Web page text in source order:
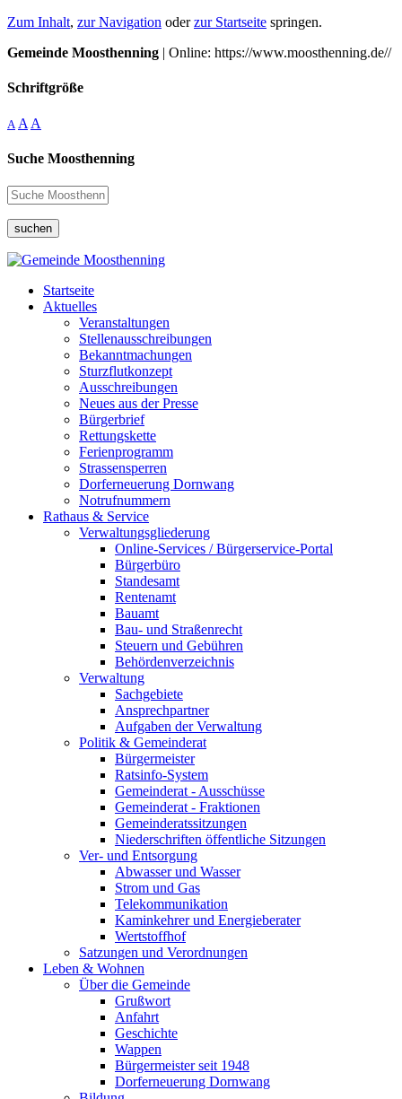
Zum Inhalt, zur Navigation oderzur Startseite springen.
Gemeinde Moosthenning | Online: https://www.moosthenning.de//
Schriftgröße
A A A
Suche Moosthenning
suchen
Startseite
Aktuelles
Veranstaltungen
Stellenausschreibungen
Bekanntmachungen
Sturzflutkonzept
Ausschreibungen
Neues aus der Presse
Bürgerbrief
Rettungskette
Ferienprogramm
Strassensperren
Dorferneuerung Dornwang
Notrufnummern
Rathaus & Service
Verwaltungsgliederung
Online-Services / Bürgerservice-Portal
Bürgerbüro
Standesamt
Rentenamt
Bauamt
Bau- und Straßenrecht
Steuern und Gebühren
Behördenverzeichnis
Verwaltung
Sachgebiete
Ansprechpartner
Aufgaben der Verwaltung
Politik & Gemeinderat
Bürgermeister
Ratsinfo-System
Gemeinderat - Ausschüsse
Gemeinderat - Fraktionen
Gemeinderatssitzungen
Niederschriften öffentliche Sitzungen
Ver- und Entsorgung
Abwasser und Wasser
Strom und Gas
Telekommunikation
Kaminkehrer und Energieberater
Wertstoffhof
Satzungen und Verordnungen
Leben & Wohnen
Über die Gemeinde
Grußwort
Anfahrt
Geschichte
Wappen
Bürgermeister seit 1948
Dorferneuerung Dornwang